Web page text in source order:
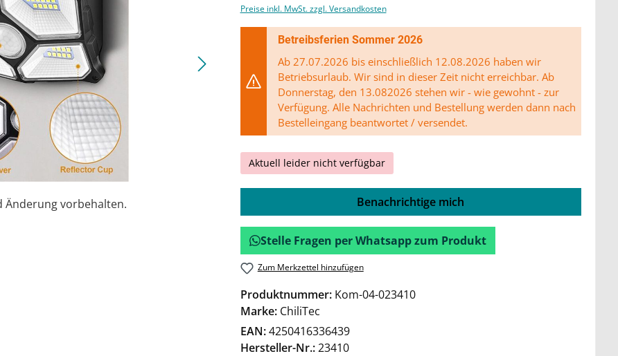
vorbehalten.
Preise inkl. MwSt. zzgl. Versandkosten
Betreibsferien Sommer 2026
Ab 27.07.2026 bis einschließlich 12.08.2026 haben wir
Betriebsurlaub. Wir sind in dieser Zeit nicht erreichbar. Ab
Donnerstag, den 13.082026 stehen wir - wie gewohnt - zur
Verfügung. Alle Nachrichten und Bestellung werden dann nach
Bestelleingang beantwortet / versendet.
Aktuell leider nicht verfügbar
Benachrichtige mich
Stelle Fragen per Whatsapp zum Produkt
Zum Merkzettel hinzufügen
Produktnummer: Kom-04-023410
Marke: ChiliTec
EAN:4250416336439
Hersteller-Nr.:23410